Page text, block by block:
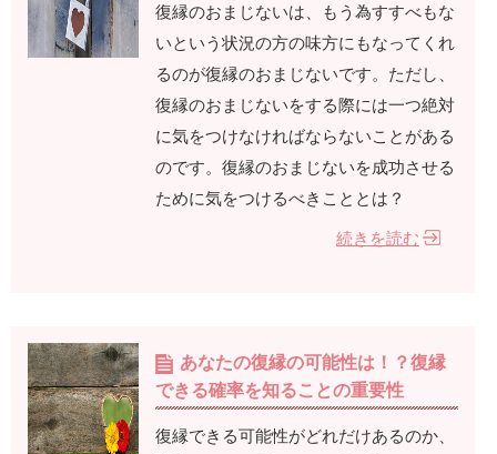
復縁のおまじないは、もう為すすべもな
いという状況の方の味方にもなってくれ
るのが復縁のおまじないです。ただし、
復縁のおまじないをする際には一つ絶対
に気をつけなければならないことがある
のです。復縁のおまじないを成功させる
ために気をつけるべきこととは？
続きを読む
あなたの復縁の可能性は！？復縁
できる確率を知ることの重要性
復縁できる可能性がどれだけあるのか、